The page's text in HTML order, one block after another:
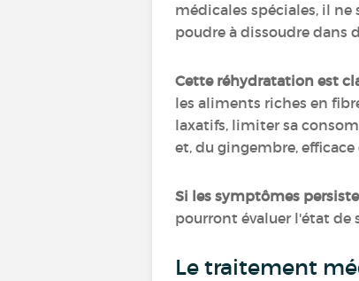
médicales spéciales, il
poudre à dissoudre dans
Cette réhydratation est
les aliments riches en
laxatifs, limiter sa
et, du gingembre,
Si les symptômes
pourront évaluer l'état de
Le traitement